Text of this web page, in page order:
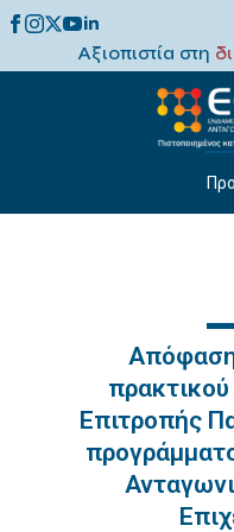
Αξιοπιστία στη
Επιτροπής